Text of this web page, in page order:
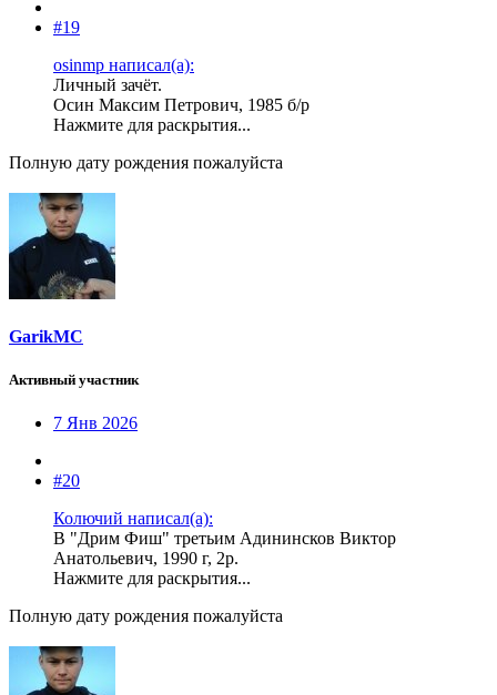
#19
osinmp написал(а):
Личный зачёт.
Осин Максим Петрович, 1985 б/р
Нажмите для раскрытия...
Полную дату рождения пожалуйста
GarikMC
Активный участник
7 Янв 2026
#20
Колючий написал(а):
В "Дрим Фиш" третьим Адининсков Виктор
Анатольевич, 1990 г, 2р.
Нажмите для раскрытия...
Полную дату рождения пожалуйста